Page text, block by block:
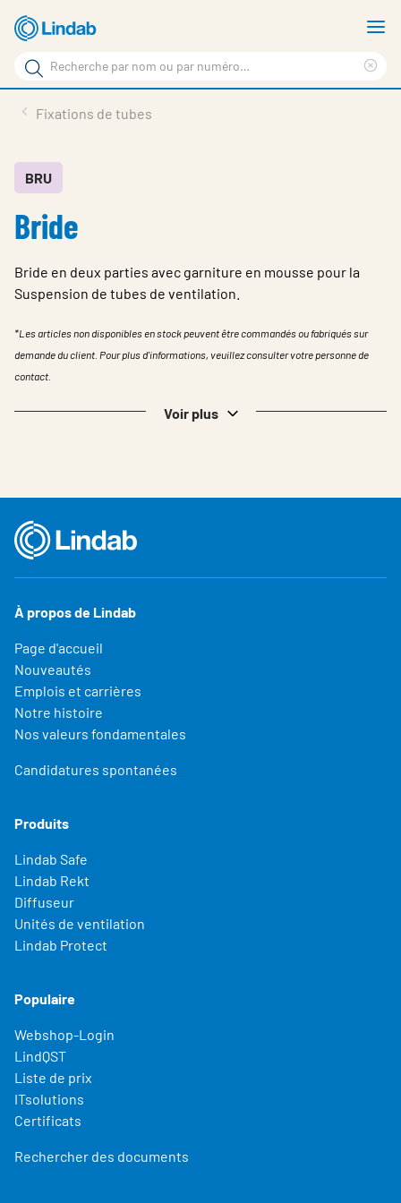
Aller
au
contenu
principal
Rechercher
Rechercher
sur
site
En vedette
À propos de Lindab
Downloads
Identification
Choisir la langue
Switzerland - French
Fixations de tubes
BRU
Bride
Bride en deux parties avec garniture en mousse pour la
Suspension de tubes de ventilation.
*Les articles non disponibles en stock peuvent être commandés ou fabriqués sur
demande du client. Pour plus d'informations, veuillez consulter votre personne de
contact.
Voir plus
À propos de Lindab
Page d'accueil
Nouveautés
Emplois et carrières
Notre histoire
Nos valeurs fondamentales
Candidatures spontanées
Produits
Lindab Safe
Lindab Rekt
Diffuseur
Unités de ventilation
Lindab Protect
Populaire
Webshop-Login
LindQST
Liste de prix
ITsolutions
Certificats
Rechercher des documents